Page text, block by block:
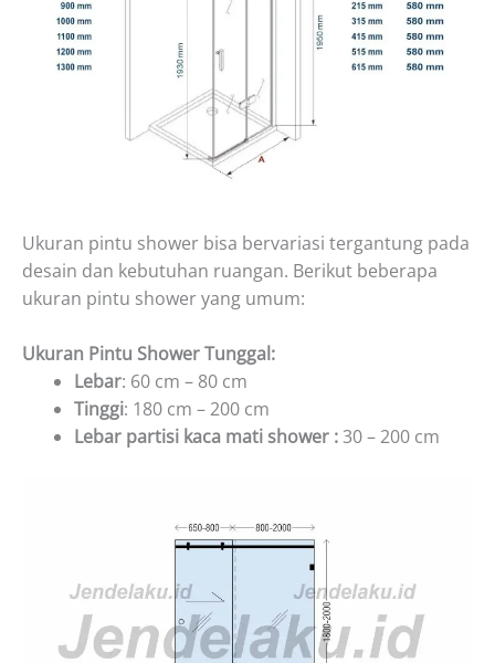
Ukuran pintu shower bisa bervariasi tergantung pada
desain dan kebutuhan ruangan. Berikut beberapa
ukuran pintu shower yang umum:
Ukuran Pintu Shower Tunggal:
Lebar: 60 cm – 80 cm
Tinggi: 180 cm – 200 cm
Lebar partisi kaca mati shower :30 – 200 cm